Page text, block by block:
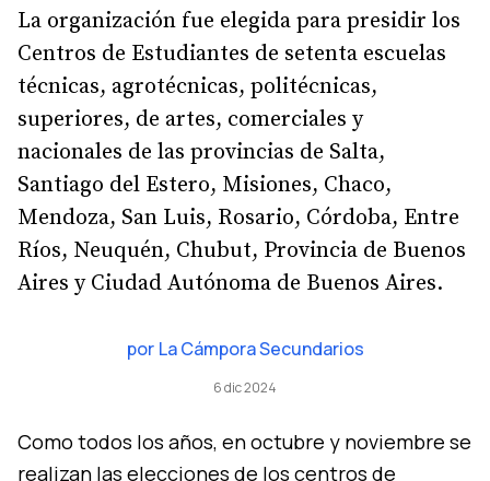
La organización fue elegida para presidir los
Centros de Estudiantes de setenta escuelas
técnicas, agrotécnicas, politécnicas,
superiores, de artes, comerciales y
nacionales de las provincias de Salta,
Santiago del Estero, Misiones, Chaco,
Mendoza, San Luis, Rosario, Córdoba, Entre
Ríos, Neuquén, Chubut, Provincia de Buenos
Aires y Ciudad Autónoma de Buenos Aires.
por La Cámpora Secundarios
6 dic 2024
Como todos los años, en octubre y noviembre se
realizan las elecciones de los centros de